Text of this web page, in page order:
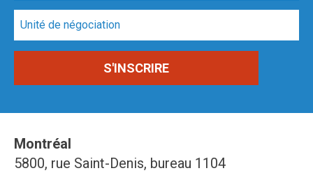
Montréal
5800, rue Saint-Denis, bureau 1104